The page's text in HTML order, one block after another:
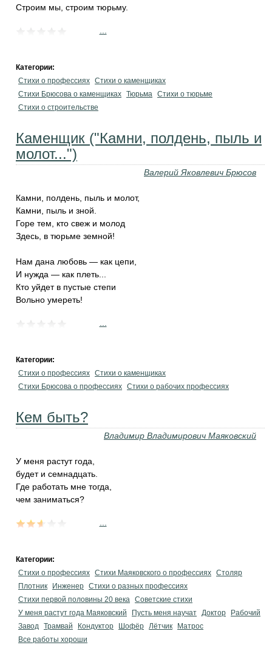
Строим мы, строим тюрьму.
Категории:
Стихи о профессиях Стихи о каменщиках
Стихи Брюсова о каменщиках Тюрьма Стихи о тюрьме
Стихи о строительстве
Каменщик ("Камни, полдень, пыль и
молот...")
Валерий Яковлевич Брюсов
Камни, полдень, пыль и молот,
Камни, пыль и зной.
Горе тем, кто свеж и молод
Здесь, в тюрьме земной!
Нам дана любовь — как цепи,
И нужда — как плеть...
Кто уйдет в пустые степи
Вольно умереть!
Категории:
Стихи о профессиях Стихи о каменщиках
Стихи Брюсова о профессиях Стихи о рабочих профессиях
Кем быть?
Владимир Владимирович Маяковский
У меня растут года,
будет и семнадцать.
Где работать мне тогда,
чем заниматься?
Категории:
Стихи о профессиях Стихи Маяковского о профессиях Столяр
Плотник
Инженер Стихи о разных профессиях
Стихи первой половины 20 века Советские стихи
У меня растут года Маяковский
Пусть меня научат Доктор
Рабочий
Завод Трамвай Кондуктор Шофёр Лётчик
Матрос
Все работы хороши